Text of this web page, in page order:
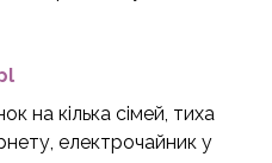
на кілька сімей, тиха
електрочайник у